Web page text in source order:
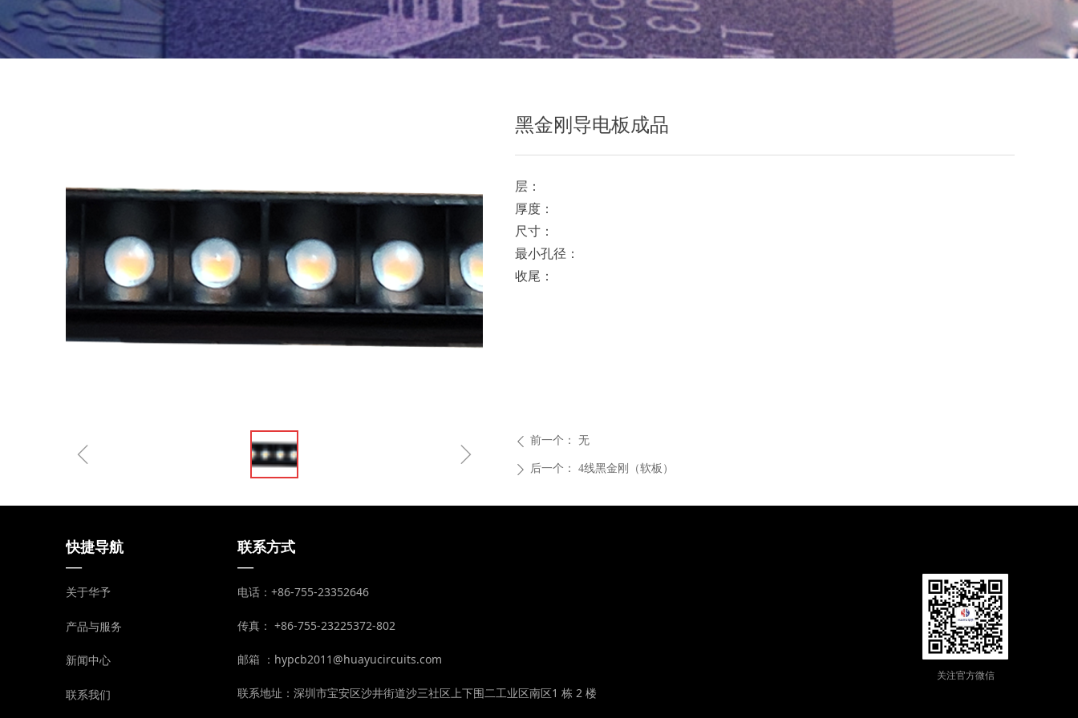
ꁆ ꁇ
黑金刚导电板成品
层：
厚度：
尺寸：
最小孔径：
收尾：
ꄴ 前一个： 无
ꄲ 后一个： 4线黑金刚（软板）
关于华予
产品与服务
新闻中心
联系我们
快捷导航
—
联系方式
—
电话：+86-755-23352646
传真： +86-755-23225372-802
邮箱 ：hypcb2011@huayucircuits.com
联系地址：深圳市宝安区沙井街道沙三社区上下围二工业区南区1 栋 2 楼
关注官方微信